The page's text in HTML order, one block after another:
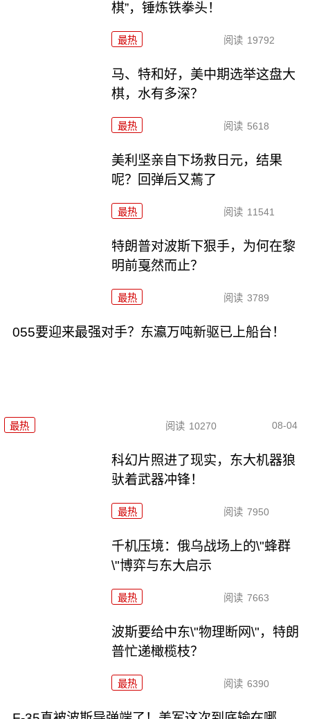
棋”，锤炼铁拳头！
最热 阅读 19792
马、特和好，美中期选举这盘大
棋，水有多深？
最热 阅读 5618
美利坚亲自下场救日元，结果
呢？回弹后又蔫了
最热 阅读 11541
特朗普对波斯下狠手，为何在黎
明前戛然而止？
最热 阅读 3789
055要迎来最强对手？东瀛万吨新驱已上船台！
最热 阅读 10270 08-04
科幻片照进了现实，东大机器狼
驮着武器冲锋！
最热 阅读 7950
千机压境：俄乌战场上的\"蜂群
\"博弈与东大启示
最热 阅读 7663
波斯要给中东\"物理断网\"，特朗
普忙递橄榄枝？
最热 阅读 6390